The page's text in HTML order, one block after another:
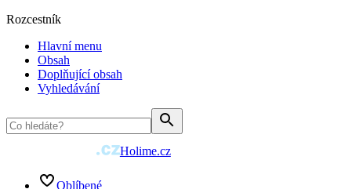
Rozcestník
Hlavní menu
Obsah
Doplňující obsah
Vyhledávání
Holime.cz
Oblíbené